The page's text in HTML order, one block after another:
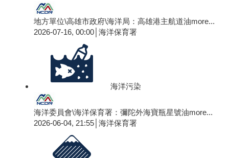
地方單位\高雄市政府\海洋局：高雄港主航道油more...
2026-07-16, 00:00│海洋保育署
海洋污染
海洋委員會\海洋保育署：彌陀外海寶瓶星號油more...
2026-06-04, 21:55│海洋保育署